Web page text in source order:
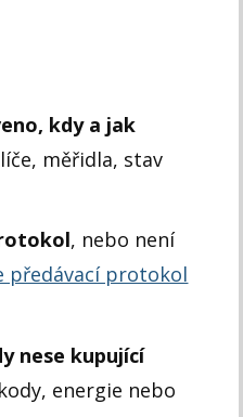
kdy a jak
měřidla, stav
, nebo není
předávací protokol
nese kupující
energie nebo